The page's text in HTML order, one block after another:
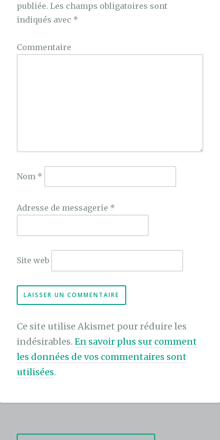
publiée. Les champs obligatoires sont
indiqués avec *
Commentaire
Nom *
Adresse de messagerie *
Site web
Ce site utilise Akismet pour réduire les
indésirables.En savoir plus sur comment
les données de vos commentaires sont
utilisées.